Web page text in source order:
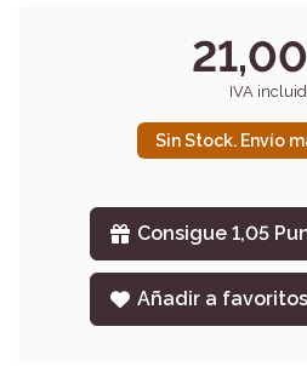
IVA
Sin Stock. Envío
Consigue 1,05
Añadir a favoritos